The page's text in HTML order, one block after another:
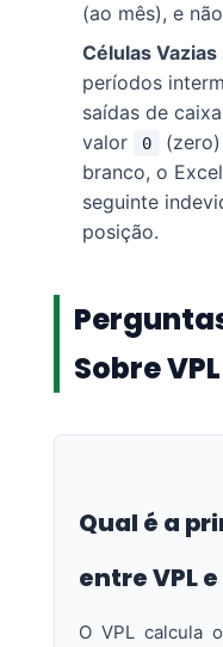
(ao mês), e
Células Vazias
períodos
saídas de
valor
0
branco, o
seguinte
posição.
Sobre
Qual é a
entre VPL
O VPL calcula